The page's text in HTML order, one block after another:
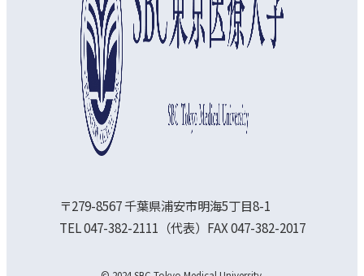
〒279-8567 千葉県浦安市明海5丁目8-1
TEL 047-382-2111（代表）FAX 047-382-2017